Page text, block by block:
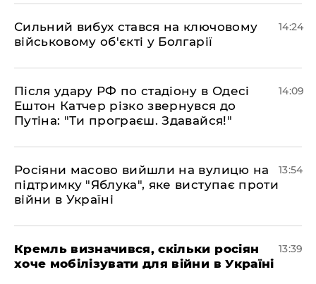
Сильний вибух стався на ключовому
військовому об'єкті у Болгарії
14:24
Після удару РФ по стадіону в Одесі
Ештон Катчер різко звернувся до
Путіна: "Ти програєш. Здавайся!"
14:09
Росіяни масово вийшли на вулицю на
підтримку "Яблука", яке виступає проти
війни в Україні
13:54
Кремль визначився, скільки росіян
хоче мобілізувати для війни в Україні
13:39